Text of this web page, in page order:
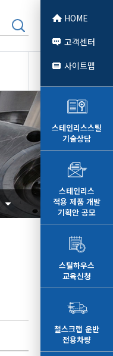
HOME
고객센터
사이트맵
스테인리스스틸
기술상담
스테인리스
적용 제품 개발
기획안 공모
스틸하우스
교육신청
철스크랩 운반
전용차량